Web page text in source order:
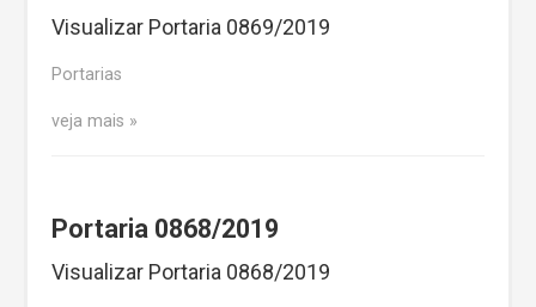
Visualizar Portaria 0869/2019
Portarias
veja mais
Portaria 0868/2019
Visualizar Portaria 0868/2019